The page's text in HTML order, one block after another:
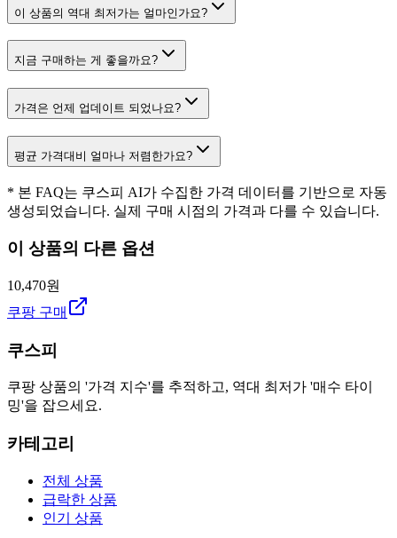
이 상품의 역대 최저가는 얼마인가요?
지금 구매하는 게 좋을까요?
가격은 언제 업데이트 되었나요?
평균 가격대비 얼마나 저렴한가요?
* 본 FAQ는 쿠스피 AI가 수집한 가격 데이터를 기반으로 자동
생성되었습니다. 실제 구매 시점의 가격과 다를 수 있습니다.
이 상품의 다른 옵션
10,470원
쿠팡 구매
쿠스피
쿠팡 상품의 '가격 지수'를 추적하고, 역대 최저가 '매수 타이
밍'을 잡으세요.
카테고리
전체 상품
급락한 상품
인기 상품